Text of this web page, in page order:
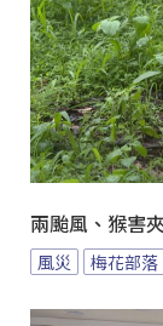
兩颱風、猴害
風災 梅花部落